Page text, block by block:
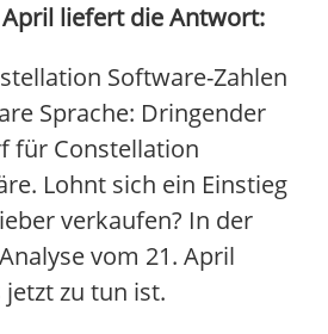
liefert die Antwort:
Software-Zahlen
Sprache: Dringender
für Constellation
Lohnt sich ein Einstieg
verkaufen? In der
vom 21. April
zu tun ist.